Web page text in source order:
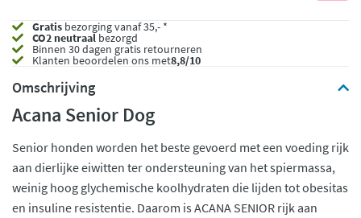
Gratis bezorging vanaf 35,- *
CO2 neutraalbezorgd
Binnen 30 dagen gratis retourneren
Klanten beoordelen ons met8,8/10
Omschrijving
Acana Senior Dog
Senior honden worden het beste gevoerd met een voeding rijk
aan dierlijke eiwitten ter ondersteuning van het spiermassa,
weinig hoog glychemische koolhydraten die lijden tot obesitas
en insuline resistentie. Daarom is ACANA SENIOR rijk aan